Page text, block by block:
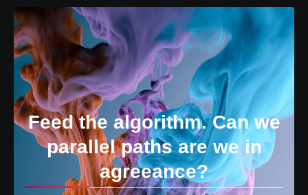
Feed the algorithm. Can we
parallel paths are we in
agreeance?